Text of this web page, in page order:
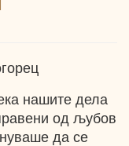
нашите дела
од љубов
да се